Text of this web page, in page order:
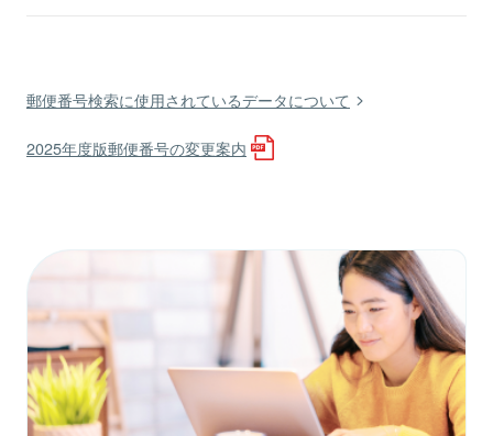
郵便番号検索に使用されているデータについて
2025年度版郵便番号の変更案内